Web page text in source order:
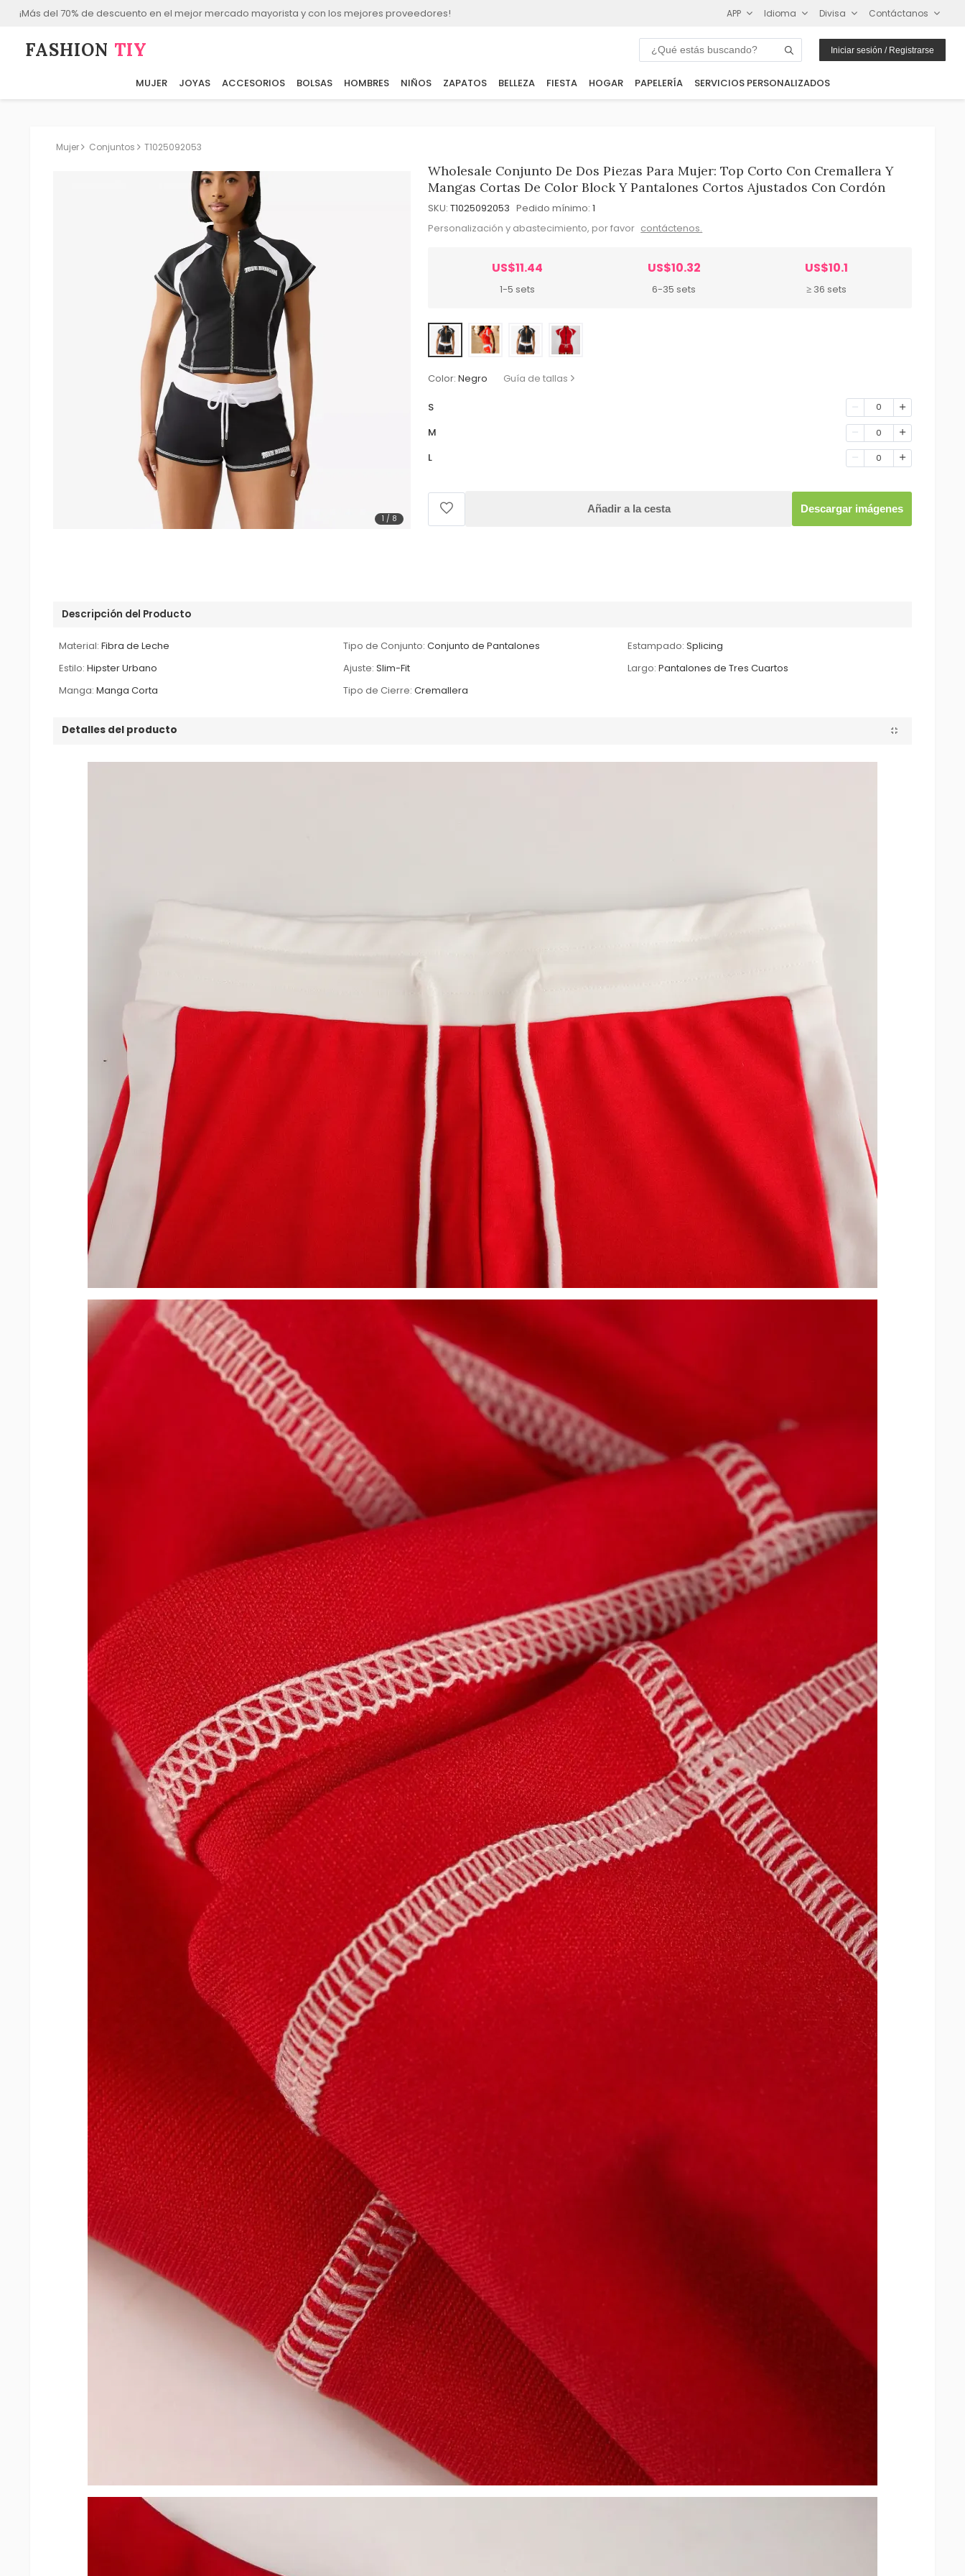
¡Más del 70% de descuento en el mejor mercado mayorista y con los mejores proveedores! APP Idioma Divisa Contáctanos
FASHION⁠ TIY Iniciar sesión / Registrarse
MUJER JOYAS ACCESORIOS BOLSAS HOMBRES NIÑOS ZAPATOS BELLEZA FIESTA HOGAR PAPELERÍA SERVICIOS PERSONALIZADOS
Mujer Conjuntos T1025092053
1 / 8
Wholesale Conjunto De Dos Piezas Para Mujer: Top Corto Con Cremallera Y
Mangas Cortas De Color Block Y Pantalones Cortos Ajustados Con Cordón
SKU: T1025092053 Pedido mínimo: 1
Personalización y abastecimiento, por favor contáctenos.
US$11.44
1-5 sets
US$10.32
6-35 sets
US$10.1
≥ 36 sets
Color: Negro Guía de tallas
S 0
M 0
L 0
Añadir a la cesta Descargar imágenes
Descripción del Producto
Material: Fibra de Leche Tipo de Conjunto: Conjunto de Pantalones Estampado: Splicing
Estilo: Hipster Urbano Ajuste: Slim-Fit Largo: Pantalones de Tres Cuartos
Manga: Manga Corta Tipo de Cierre: Cremallera
Detalles del producto